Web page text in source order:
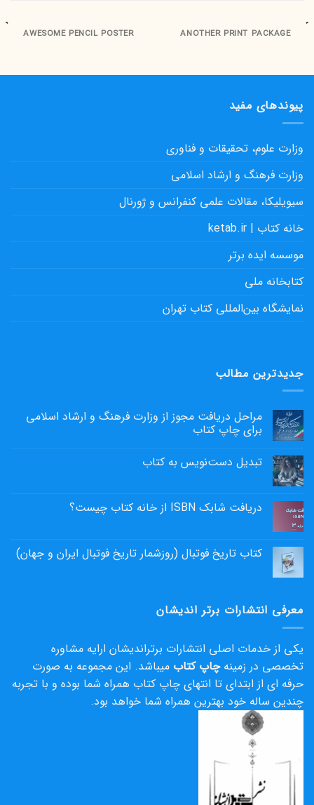
ANOTHER PRINT PACKAGE
AWESOME PENCIL POSTER
پیوندهای مفید
وزارت علوم، تحقیقات و فناوری
وزارت فرهنگ و ارشاد اسلامی
سیویلیکا، مقالات علمی کنفرانس و ژورنال
خانه کتاب | ketab.ir
موسسه ایده برتر
کتابخانه ملی
نمایشگاه بین‌المللی کتاب تهران
جدیدترین مطالب
مراحل دریافت مجوز از وزارت فرهنگ و ارشاد اسلامی
برای چاپ کتاب
تبدیل دست‌نویس به کتاب
دریافت شابک ISBN از خانه کتاب چیست؟
کتاب تاریخ فوتبال (روزشمار تاریخ فوتبال ایران و جهان)
معرفی انتشارات برتر اندیشان
یکی از خدمات اصلی انتشارات برتراندیشان ارایه مشاوره
تخصصی در زمینهچاپ کتاب میباشد. این مجموعه به صورت
حرفه ای از ابتدای تا انتهای چاپ کتاب همراه شما بوده و با تجربه
چندین ساله خود بهترین همراه شما خواهد بود.